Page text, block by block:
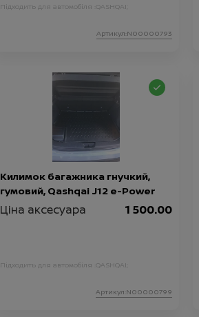
Підходить для автомобіля : QASHQAI;
Артикул:N00000793
Килимок багажника гнучкий,
гумовий, Qashqai J12 e-Power
Ціна аксесуара 1 500.00
Підходить для автомобіля : QASHQAI;
Артикул:N00000799